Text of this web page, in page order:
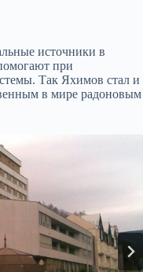
источники в
при
Так Яхимов стал и
в мире радоновым